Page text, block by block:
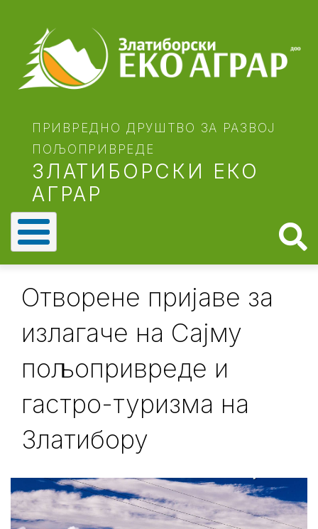
main
content
ЗЛАТИБОРСКИ ЕКО
АГРАР
ПРИВРЕДНО ДРУШТВО ЗА РАЗВОЈ
ПОЉОПРИВРЕДЕ
Отворене пријаве за
излагаче на Сајму
пољопривреде и
гастро-туризма на
Златибору